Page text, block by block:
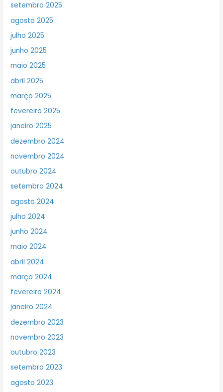
setembro 2025
agosto 2025
julho 2025
junho 2025
maio 2025
abril 2025
março 2025
fevereiro 2025
janeiro 2025
dezembro 2024
novembro 2024
outubro 2024
setembro 2024
agosto 2024
julho 2024
junho 2024
maio 2024
abril 2024
março 2024
fevereiro 2024
janeiro 2024
dezembro 2023
novembro 2023
outubro 2023
setembro 2023
agosto 2023